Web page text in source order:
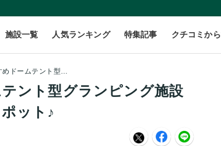
施設一覧 人気ランキング 特集記事 クチコミか
【2026年最新】関東のおすすめドームテント型グランピング施設10選！絶景やサウナも楽しめる注目スポット♪
ント型グランピング施設
ット♪